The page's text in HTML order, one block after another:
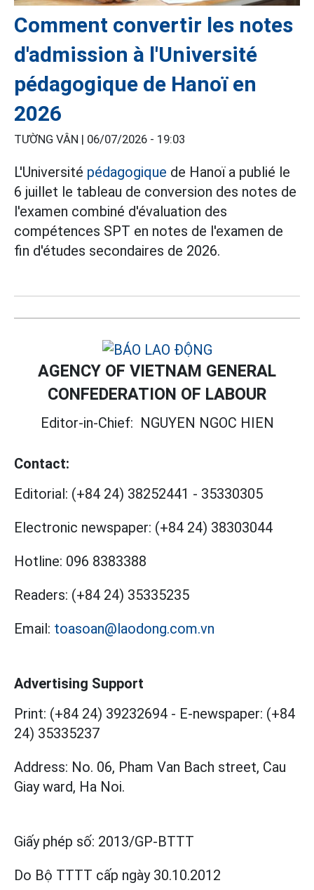
Comment convertir les notes
d'admission à l'Université
pédagogique de Hanoï en
2026
TƯỜNG VÂN | 06/07/2026 - 19:03
L'Université pédagogique de Hanoï a publié le
6 juillet le tableau de conversion des notes de
l'examen combiné d'évaluation des
compétences SPT en notes de l'examen de
fin d'études secondaires de 2026.
AGENCY OF VIETNAM GENERAL
CONFEDERATION OF LABOUR
Editor-in-Chief: NGUYEN NGOC HIEN
Contact:
Editorial: (+84 24) 38252441 - 35330305
Electronic newspaper: (+84 24) 38303044
Hotline: 096 8383388
Readers: (+84 24) 35335235
Email: toasoan@laodong.com.vn
Advertising Support
Print: (+84 24) 39232694 - E-newspaper: (+84
24) 35335237
Address: No. 06, Pham Van Bach street, Cau
Giay ward, Ha Noi.
Giấy phép số: 2013/GP-BTTT
Do Bộ TTTT cấp ngày 30.10.2012